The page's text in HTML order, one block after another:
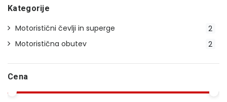
Kategorije
2
Motoristični čevlji in superge
2
Motoristična obutev
Cena